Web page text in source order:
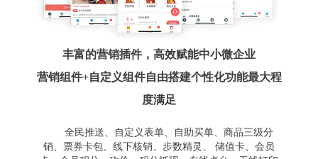
丰富的营销插件，高效赋能中小微企业
营销组件+自定义组件自由搭建个性化功能最大程
度满足
全民推送、自定义表单、自助买单、商品三级分
销、票券卡包、线下核销、步数精灵、 储值卡、会员